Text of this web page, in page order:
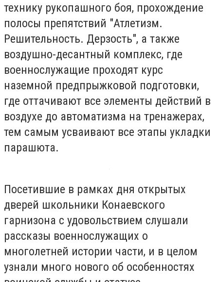
технику рукопашного боя, прохождение
полосы препятствий "Атлетизм.
Решительность. Дерзость", а также
воздушно-десантный комплекс, где
военнослужащие проходят курс
наземной предпрыжковой подготовки,
где оттачивают все элементы действий в
воздухе до автоматизма на тренажерах,
тем самым усваивают все этапы укладки
парашюта.
Посетившие в рамках дня открытых
дверей школьники Конаевского
гарнизона с удовольствием слушали
рассказы военнослужащих о
многолетней истории части, и в целом
узнали много нового об особенностях